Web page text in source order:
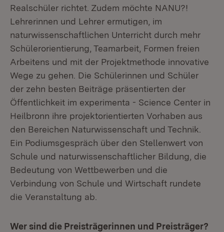
Realschüler richtet. Zudem möchte NANU?!
Lehrerinnen und Lehrer ermutigen, im
naturwissenschaftlichen Unterricht durch mehr
Schülerorientierung, Teamarbeit, Formen freien
Arbeitens und mit der Projektmethode innovative
Wege zu gehen. Die Schülerinnen und Schüler
der zehn besten Beiträge präsentierten der
Öffentlichkeit im experimenta - Science Center in
Heilbronn ihre projektorientierten Vorhaben aus
den Bereichen Naturwissenschaft und Technik.
Ein Podiumsgespräch über den Stellenwert von
Schule und naturwissenschaftlicher Bildung, die
Bedeutung von Wettbewerben und die
Verbindung von Schule und Wirtschaft rundete
die Veranstaltung ab.
Wer sind die Preisträgerinnen und Preisträger?